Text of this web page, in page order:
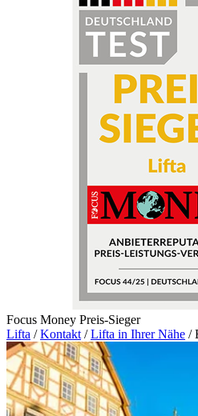
Focus Money Preis-Sieger
Lifta / Kontakt / Lifta in Ihrer Nähe /